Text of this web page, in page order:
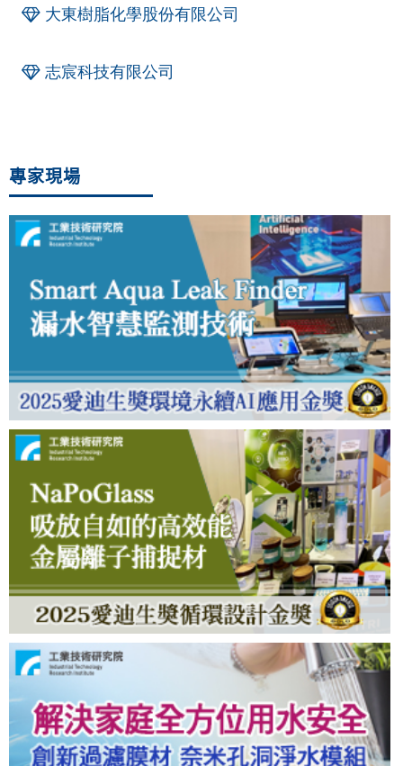
大東樹脂化學股份有限公司
志宸科技有限公司
專家現場